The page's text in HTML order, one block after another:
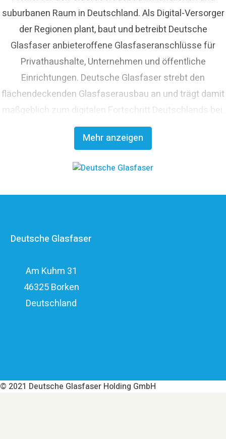
Mehr anzeigen
suburbanen Raum in Deutschland. Als Digital-Versorger
der Regionen plant, baut und betreibt Deutsche
Glasfaser anbieteroffene Glasfaseranschlüsse für
Privathaushalte, Unternehmen und öffentliche
Einrichtungen. Deutsche Glasfaser strebt den
flächendeckenden Glasfaserausbau an und trägt damit
maßgeblich zum digitalen Fortschritt Deutschlands bei.
Deutsche Glasfaser Spezialist für einen schnellen und
kosteneffizienten FTTH-Ausbau. Die
Unternehmensgruppe zählt zu den finanzstärksten
elf Milliarden Euro.
Deutsche Glasfaser
Am Kuhm 31
46325 Borken
Deutschland